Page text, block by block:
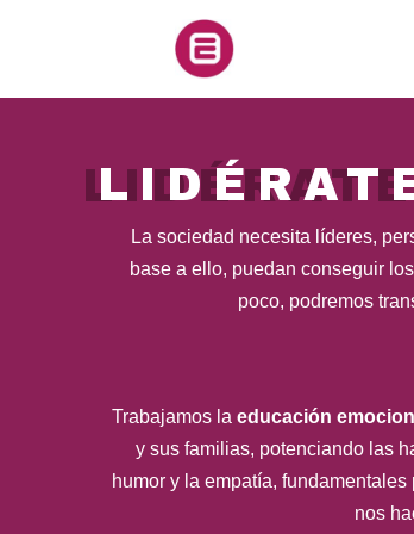
La sociedad necesita líderes,
base a ello, puedan conseguir
poco, podremos
Trabajamos la educación
y sus familias, potenciando las
humor y la empatía,
nos